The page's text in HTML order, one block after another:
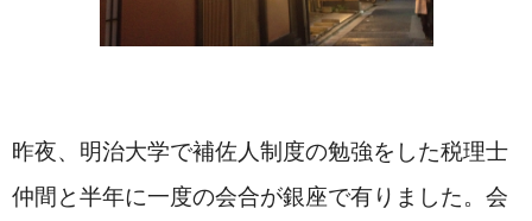
昨夜、明治大学で補佐人制度の勉強をした税理士
仲間と半年に一度の会合が銀座で有りました。会